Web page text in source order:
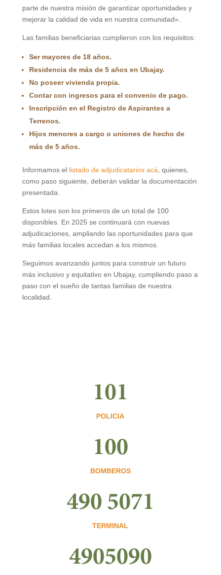
parte de nuestra misión de garantizar oportunidades y
mejorar la calidad de vida en nuestra comunidad».
Las familias beneficiarias cumplieron con los requisitos:
Ser mayores de 18 años.
Residencia de más de 5 años en Ubajay.
No poseer vivienda propia.
Contar con ingresos para el convenio de pago.
Inscripción en el Registro de Aspirantes a
Terrenos.
Hijos menores a cargo o uniones de hecho de
más de 5 años.
Informamos el listado de adjudicatarios acá , quienes,
como paso siguiente, deberán validar la documentación
presentada.
Estos lotes son los primeros de un total de 100
disponibles. En 2025 se continuará con nuevas
adjudicaciones, ampliando las oportunidades para que
más familias locales accedan a los mismos.
Seguimos avanzando juntos para construir un futuro
más inclusivo y equitativo en Ubajay, cumpliendo paso a
paso con el sueño de tantas familias de nuestra
localidad.
101
POLICIA
100
BOMBEROS
490 5071
TERMINAL
4905090